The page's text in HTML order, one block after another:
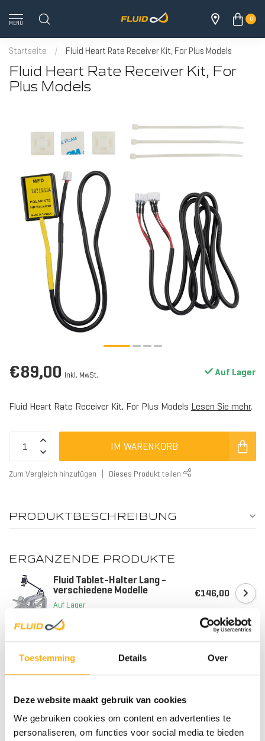
Toestemming Details Over
Deze website maakt gebruik van cookies
We gebruiken cookies om content en advertenties te
personaliseren, om functies voor social media te bieden
MENÜ
0
Startseite / Fluid Heart Rate Receiver Kit, For Plus Models
Fluid Heart Rate Receiver Kit, For
Plus Models
€89,00 Inkl. MwSt. Auf Lager
Fluid Heart Rate Receiver Kit, For Plus Models Lesen Sie mehr.
IM WARENKORB
Zum Vergleich hinzufügen Dieses Produkt teilen
PRODUKTBESCHREIBUNG
ERGÄNZENDE PRODUKTE
Fluid Tablet-Halter Lang -
verschiedene Modelle
Auf Lager
€146,00
Auf Lager
Fluid Rower Seat Back Kit - For
Dual Rail Rowers
Auf Lager